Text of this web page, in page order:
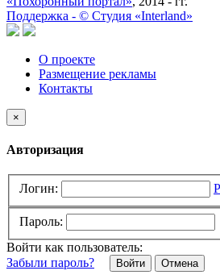
Поддержка - © Cтудия «Interland»
О проекте
Размещение рекламы
Контакты
×
Авторизация
Логин:
Пароль:
Войти как пользователь:
Забыли пароль?
Отмена